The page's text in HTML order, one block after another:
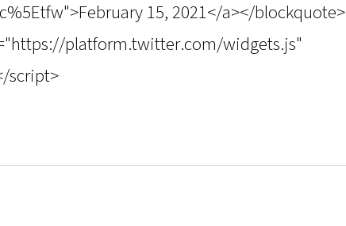
15, 2021</a></blockquote>
platform.twitter.com/widgets.js"
script>